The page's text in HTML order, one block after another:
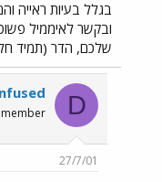
ובקשר לאיממיל פשוט
שלכם, הדר (תמיד
D
27/7/01